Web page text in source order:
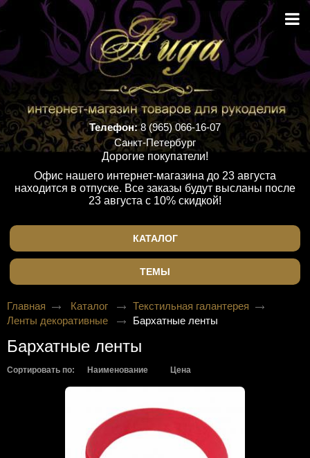
Телефон:8 (965) 066-16-07
Санкт-Петербург
Дорогие покупатели!
Офис нашего интернет-магазина до 23 августа
находится в отпуске. Все заказы будут высланы после
23 августа с 10% скидкой!
КАТАЛОГ
ТЕМЫ
Главная Каталог
Текстильная галантерея
Ленты декоративные
Бархатные ленты
Бархатные ленты
Сортировать по: Наименование Цена